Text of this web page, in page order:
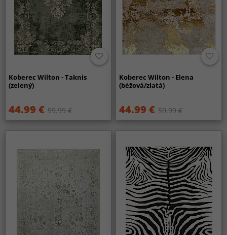
Koberec Wilton - Taknis
(zelený)
44.99 € 59.99 €
Koberec Wilton - Elena
(béžová/zlatá)
44.99 € 59.99 €